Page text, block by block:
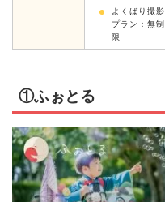
よくばり撮影
プラン：無制
限
①ふぉとる